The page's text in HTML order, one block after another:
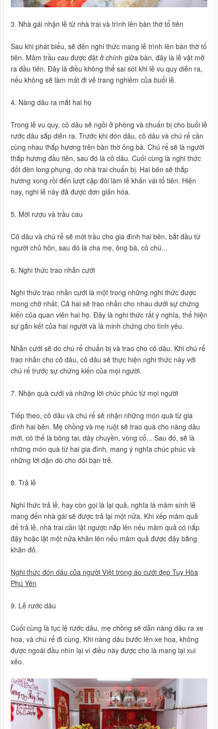
3. Nhà gái nhận lễ từ nhà trai và trình lên bàn thờ tổ tiên
Sau khi phát biểu, sẽ đến nghi thức mang lễ trình lên bàn thờ tổ
tiên. Mâm trầu cau được đặt ở chính giữa bàn, đây là lễ vật mở
ra đầu tiên. Đây là điều không thể sai sót khi lễ vu quy diễn ra,
nếu không sẽ làm mất đi vẻ trang nghiêm của buổi lễ.
4. Nàng dâu ra mắt hai họ
Trong lễ vu quy, cô dâu sẽ ngồi ở phòng và chuẩn bị cho buổi lễ
rước dâu sắp diễn ra. Trước khi đón dâu, cô dâu và chú rể cần
cùng nhau thắp hương trên bàn thờ ông bà. Chú rể sẽ là người
thắp hương đầu tiên, sau đó là cô dâu. Cuối cùng là nghi thức
đốt đèn long phụng, do nhà trai chuẩn bị. Hai bên sẽ thắp
hương xong rồi đến lượt cặp đôi làm lễ khấn vái tổ tiên. Hiện
nay, nghi lễ này đã được đơn giản hóa.
5. Mời rượu và trầu cau
Cô dâu và chú rể sẽ mời trầu cho gia đình hai bên, bắt đầu từ
người chủ hôn, sau đó là cha mẹ, ông bà, cô chú...
6. Nghi thức trao nhẫn cưới
Nghi thức trao nhẫn cưới là một trong những nghi thức được
mong chờ nhất. Cả hai sẽ trao nhẫn cho nhau dưới sự chứng
kiến của quan viên hai họ. Đây là nghi thức rất ý nghĩa, thể hiện
sự gắn kết của hai người và là minh chứng cho tình yêu.
Nhẫn cưới sẽ do chú rể chuẩn bị và trao cho cô dâu. Khi chú rể
trao nhẫn cho cô dâu, cô dâu sẽ thực hiện nghi thức này với
chú rể trước sự chứng kiến của mọi người.
7. Nhận quà cưới và những lời chúc phúc từ mọi người
Tiếp theo, cô dâu và chú rể sẽ nhận những món quà từ gia
đình hai bên. Mẹ chồng và mẹ ruột sẽ trao quà cho nàng dâu
mới, có thể là bông tai, dây chuyền, vòng cổ... Sau đó, sẽ là
những món quà từ hai gia đình, mang ý nghĩa chúc phúc và
những lời dặn dò cho đôi bạn trẻ.
8. Trả lễ
Nghi thức trả lễ, hay còn gọi là lại quả, nghĩa là mâm sính lễ
mang đến nhà gái sẽ được trả lại một nửa. Khi xếp mâm quả
để trả lễ, nhà trai cần lật ngược nắp lên nếu mâm quả có nắp
đậy hoặc lật một nửa khăn lên nếu mâm quả được đậy bằng
khăn đỏ.
Nghi thức đón dâu của người Việt trong áo cưới đẹp Tuy Hòa
Phú Yên
9. Lễ rước dâu
Cuối cùng là tục lệ rước dâu, mẹ chồng sẽ dẫn nàng dâu ra xe
hoa, và chú rể đi cùng. Khi nàng dâu bước lên xe hoa, không
được ngoái đầu nhìn lại vì điều này được cho là mang lại xui
xẻo.